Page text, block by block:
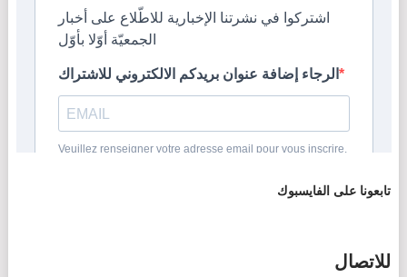
تابعونا على الفايسبوك
للاتصال